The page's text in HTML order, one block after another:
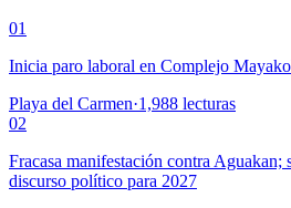
01
Inicia paro laboral en Complejo
Playa del Carmen·1,988 lecturas
02
Fracasa manifestación contra Aguakan;
discurso político para 2027